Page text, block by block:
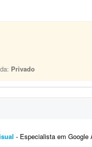
Privado
- Especialista em Google Ads, SEO e indexação